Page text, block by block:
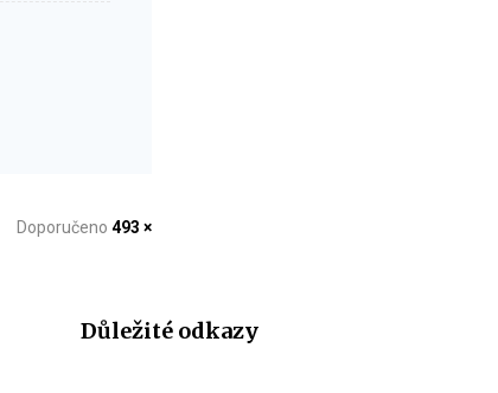
Doporučeno 493 ×
Důležité odkazy